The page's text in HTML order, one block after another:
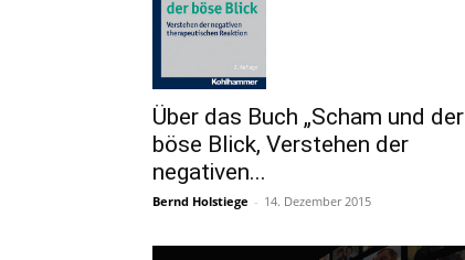
Über das Buch „Scham und der
böse Blick, Verstehen der
negativen...
Bernd Holstiege - 14. Dezember 2015